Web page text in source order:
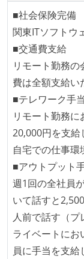
レッジの共
取り組みを
大規模サー
同時接続ユ
トラフィッ
労働環境の
週4日リモー
週3日リモー
業務時間中
2年以内に未
ジニアがいる
フレックス
待遇・福利
■社会保険完備
関東ITソフトウ
■交通費支給
リモート勤務
費は全額支給い
■テレワーク手当
リモート勤務
20,000円を支給
自宅での仕事環
■アウトプット
週1回の全社員
いて話すと
人前で話す（プ
ライベートにお
員に手当を支給